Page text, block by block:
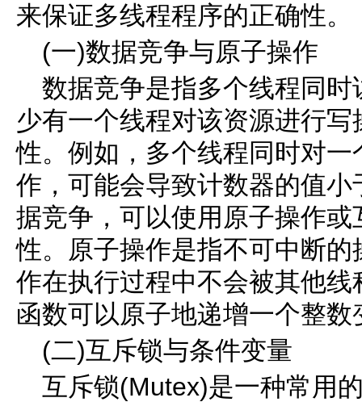
来保证多线程程序的正确性。
(一)数据竞争与原子操作
数据竞争是指多个线程同
少有一个线程对该资源进行
性。例如，多个线程同时对
作，可能会导致计数器的值
据竞争，可以使用原子操作
性。原子操作是指不可中断
作在执行过程中不会被其他
函数可以原子地递增一个整数
(二)互斥锁与条件变量
互斥锁(Mutex)是一种常用